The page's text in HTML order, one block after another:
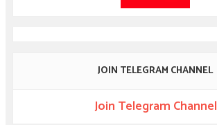
JOIN TELEGRAM CHANNEL
Join Telegram Channel